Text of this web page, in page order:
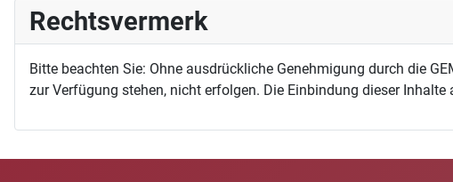
Rechtsvermerk
Bitte beachten Sie: Ohne ausdrückliche Genehmigung durch die
zur Verfügung stehen, nicht erfolgen. Die Einbindung dieser